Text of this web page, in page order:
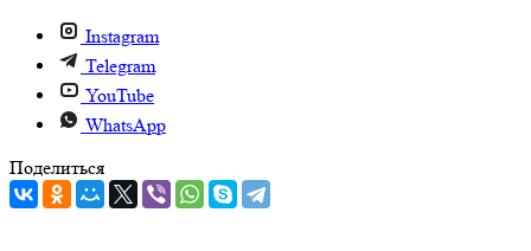
Instagram
Telegram
YouTube
WhatsApp
Поделиться